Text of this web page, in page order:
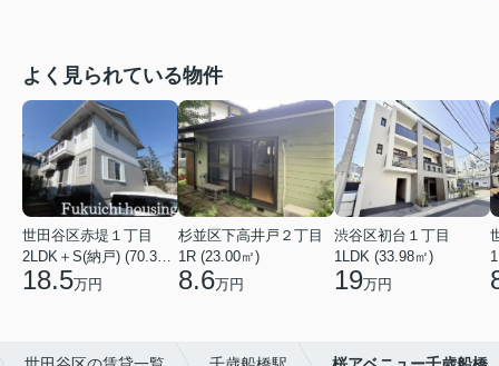
よく見られている物件
世田谷区赤堤１丁目
18.5万円
杉並区下高井戸２丁目
1R (23.00㎡)
8.6万円
渋谷区初台１丁目
1LDK (33.98㎡)
19万円